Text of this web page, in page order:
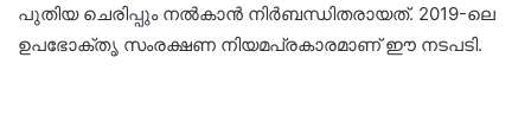
പുതിയ ചെരിപ്പും നൽകാൻ നിർബന്ധിതരായത്. 2019-ലെ
ഉപഭോക്തൃ സംരക്ഷണ നിയമപ്രകാരമാണ് ഈ നടപടി.